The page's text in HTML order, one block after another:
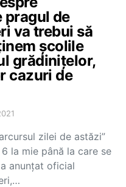
pragul de
va trebui să
școlile
grădinițelor,
cazuri de
zilei de astăzi”
la mie până la care se
anunțat oficial